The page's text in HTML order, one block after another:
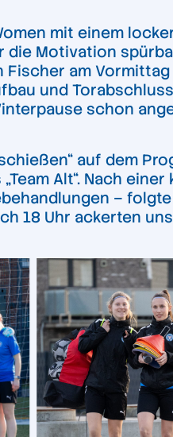
mit einem
Motivation
am
und
schon
auf dem
Alt“. Nach
–
18 Uhr ackerten